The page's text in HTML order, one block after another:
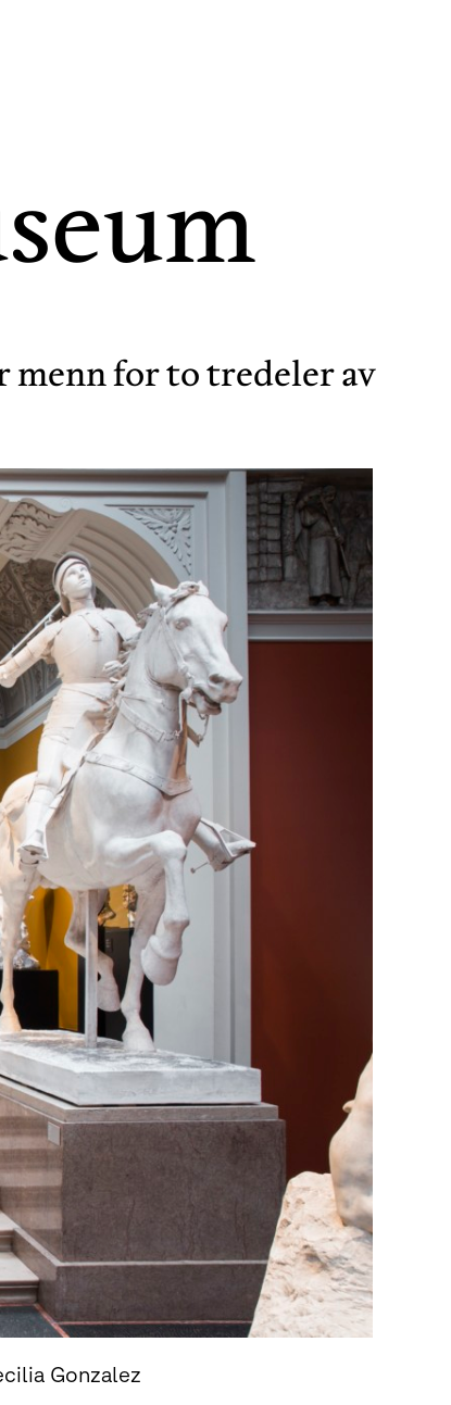
menn for to tredeler av
Gonzalez